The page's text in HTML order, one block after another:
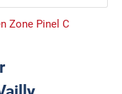
Zone Pinel C